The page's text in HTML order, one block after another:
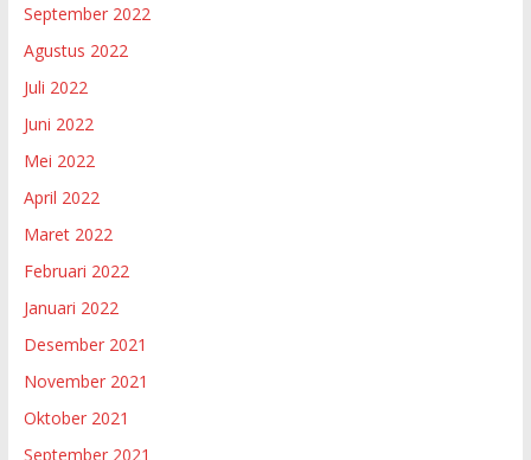
September 2022
Agustus 2022
Juli 2022
Juni 2022
Mei 2022
April 2022
Maret 2022
Februari 2022
Januari 2022
Desember 2021
November 2021
Oktober 2021
September 2021